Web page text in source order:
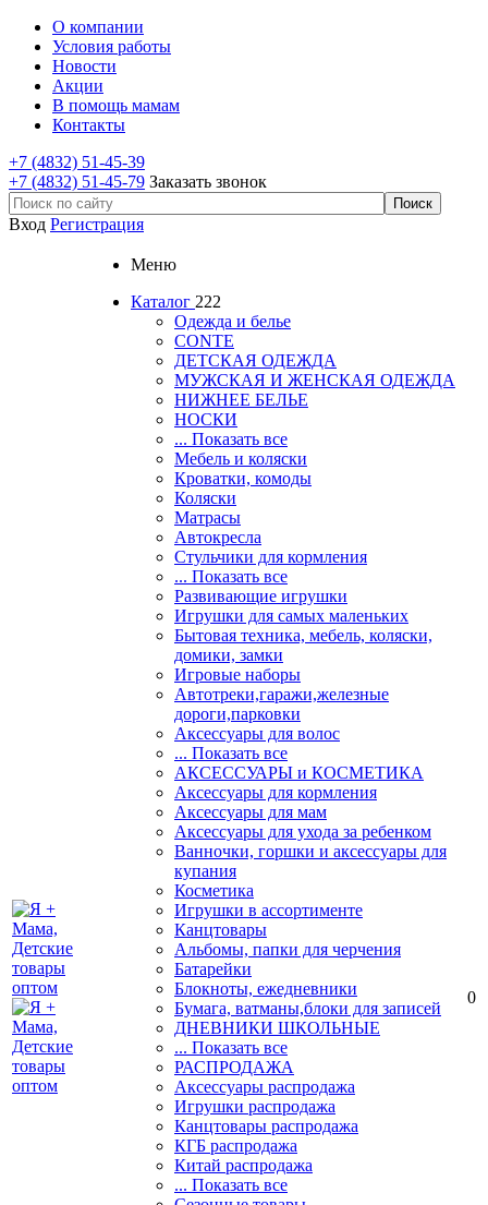
О компании
Условия работы
Новости
Акции
В помощь мамам
Контакты
+7 (4832) 51-45-39
+7 (4832) 51-45-79 Заказать звонок
Вход Регистрация
Меню
Каталог 222
Одежда и белье
CONTE
ДЕТСКАЯ ОДЕЖДА
МУЖСКАЯ И ЖЕНСКАЯ ОДЕЖДА
НИЖНЕЕ БЕЛЬЕ
НОСКИ
... Показать все
Мебель и коляски
Кроватки, комоды
Коляски
Матрасы
Автокресла
Стульчики для кормления
... Показать все
Развивающие игрушки
Игрушки для самых маленьких
Бытовая техника, мебель, коляски,
домики, замки
Игровые наборы
Автотреки,гаражи,железные
дороги,парковки
Аксессуары для волос
... Показать все
АКСЕССУАРЫ и КОСМЕТИКА
Аксессуары для кормления
Аксессуары для мам
Аксессуары для ухода за ребенком
Ванночки, горшки и аксессуары для
купания
Косметика
Игрушки в ассортименте
Канцтовары
Альбомы, папки для черчения
Батарейки
Блокноты, ежедневники
Бумага, ватманы,блоки для записей
ДНЕВНИКИ ШКОЛЬНЫЕ
... Показать все
РАСПРОДАЖА
Аксессуары распродажа
Игрушки распродажа
Канцтовары распродажа
КГБ распродажа
Китай распродажа
... Показать все
0